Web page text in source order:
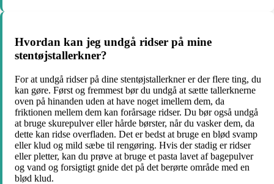
Hvordan kan jeg undgå ridser på mine
stentøjstallerkner?
For at undgå ridser på dine stentøjstallerkner er der flere ting, du
kan gøre. Først og fremmest bør du undgå at sætte tallerknerne
oven på hinanden uden at have noget imellem dem, da
friktionen mellem dem kan forårsage ridser. Du bør også undgå
at bruge skurepulver eller hårde børster, når du vasker dem, da
dette kan ridse overfladen. Det er bedst at bruge en blød svamp
eller klud og mild sæbe til rengøring. Hvis der stadig er ridser
eller pletter, kan du prøve at bruge et pasta lavet af bagepulver
og vand og forsigtigt gnide det på det berørte område med en
blød klud.